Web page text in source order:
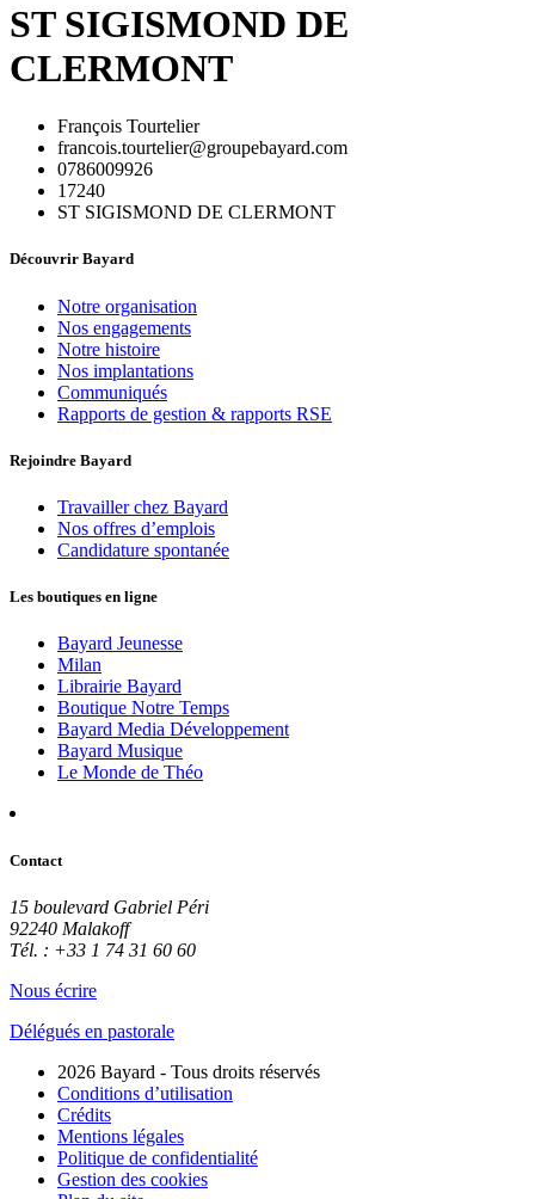
ST SIGISMOND DE
CLERMONT
François Tourtelier
francois.tourtelier@groupebayard.com
0786009926
17240
ST SIGISMOND DE CLERMONT
Découvrir Bayard
Notre organisation
Nos engagements
Notre histoire
Nos implantations
Communiqués
Rapports de gestion & rapports RSE
Rejoindre Bayard
Travailler chez Bayard
Nos offres d’emplois
Candidature spontanée
Les boutiques en ligne
Bayard Jeunesse
Milan
Librairie Bayard
Boutique Notre Temps
Bayard Media Développement
Bayard Musique
Le Monde de Théo
Contact
15 boulevard Gabriel Péri
92240 Malakoff
Tél. : +33 1 74 31 60 60
Nous écrire
Délégués en pastorale
2026 Bayard - Tous droits réservés
Conditions d’utilisation
Crédits
Mentions légales
Politique de confidentialité
Gestion des cookies